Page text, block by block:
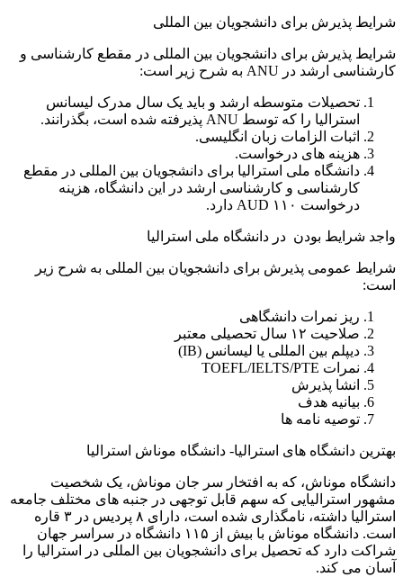
شرایط پذیرش برای دانشجویان بین المللی
شرایط پذیرش برای دانشجویان بین المللی در مقطع کارشناسی و
کارشناسی ارشد در ANU به شرح زیر است:
تحصیلات متوسطه ارشد و باید یک سال مدرک لیسانس
استرالیا را که توسط ANU پذیرفته شده است، بگذرانند.
اثبات الزامات زبان انگلیسی.
هزینه های درخواست.
دانشگاه ملی استرالیا برای دانشجویان بین المللی در مقطع
کارشناسی و کارشناسی ارشد در این دانشگاه، هزینه
درخواست ۱۱۰ AUD دارد.
واجد شرایط بودن در دانشگاه ملی استرالیا
شرایط عمومی پذیرش برای دانشجویان بین المللی به شرح زیر
است:
ریز نمرات دانشگاهی
صلاحیت ۱۲ سال تحصیلی معتبر
دیپلم بین المللی یا لیسانس (IB)
نمرات TOEFL/IELTS/PTE
انشا پذیرش
بیانیه هدف
توصیه نامه ها
بهترین دانشگاه های استرالیا- دانشگاه موناش استرالیا
دانشگاه موناش، که به افتخار سر جان موناش، یک شخصیت
مشهور استرالیایی که سهم قابل توجهی در جنبه های مختلف جامعه
استرالیا داشته، نامگذاری شده است، دارای ۸ پردیس در ۳ قاره
است. دانشگاه موناش با بیش از ۱۱۵ دانشگاه در سراسر جهان
شراکت دارد که تحصیل برای دانشجویان بین المللی در استرالیا را
آسان می کند.